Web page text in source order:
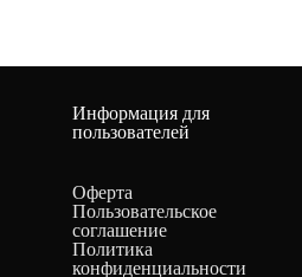
Информация для
пользователей
Оферта
Пользовательское
соглашение
Политика
конфиденциальности